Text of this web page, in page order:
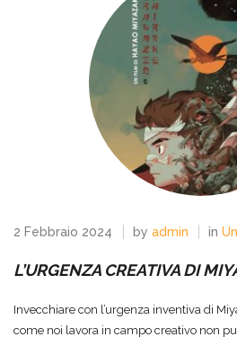
2 Febbraio 2024 by admin in
L’URGENZA CREATIVA DI
Invecchiare con l’urgenza inventiva di
come noi lavora in campo creativo non